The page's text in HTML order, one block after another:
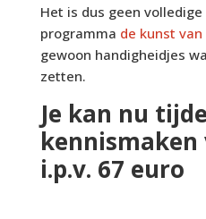
Het is dus geen
programma de kunst
gewoon handigheidjes
zetten.
Je kan nu
kennismaken
i.p.v. 67 euro